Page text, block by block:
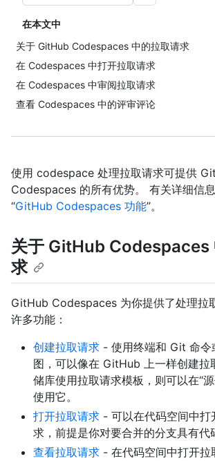
在本文中
关于 GitHub Codespaces 中的拉取请求
在 Codespaces 中打开拉取请求
在 Codespaces 中审阅拉取请求
查看 Codespaces 中的评审评论
使用 codespace 处理拉取请求可提供
Codespaces 的所有优势。 有关详细信
“GitHub Codespaces 功能”。
关于 GitHub Codespaces
求
GitHub Codespaces 为你提供了处理拉
许多功能：
创建拉取请求 - 使用终端和 Git 命令
图，可以像在 GitHub 上一样创建拉
储库使用拉取请求模板，则可以在“
使用它。
打开拉取请求 - 可以在代码空间中打
求，前提是你对要合并的分支具有代
查看拉取请求 - 在代码空间中打开拉